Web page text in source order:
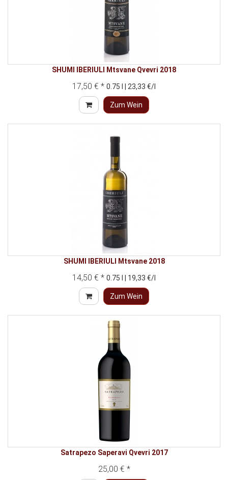
SHUMI IBERIULI Mtsvane Qvevri 2018
17,50 € * 0.75 l | 23,33 €/l
Zum Wein
SHUMI IBERIULI Mtsvane 2018
14,50 € * 0.75 l | 19,33 €/l
Zum Wein
Satrapezo Saperavi Qvevri 2017
25,00 € *